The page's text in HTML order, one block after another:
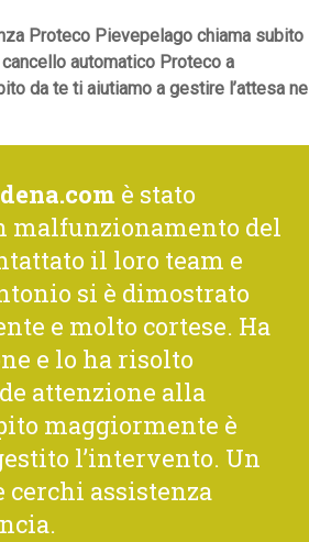
Proteco Pievepelago chiama subito
automatico Proteco a
da te ti aiutiamo a gestire l’attesa nel
è stato
malfunzionamento del
il loro team e
si è dimostrato
e molto cortese. Ha
e lo ha risolto
attenzione alla
maggiormente è
l’intervento. Un
cerchi assistenza